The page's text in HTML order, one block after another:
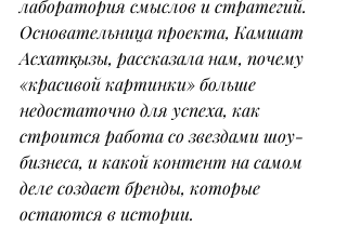
лаборатория смыслов и стратегий.
Основательница проекта, Камшат
Асхатқызы, рассказала нам, почему
«красивой картинки» больше
недостаточно для успеха, как
строится работа со звездами шоу-
бизнеса, и какой контент на самом
деле создает бренды, которые
остаются в истории.